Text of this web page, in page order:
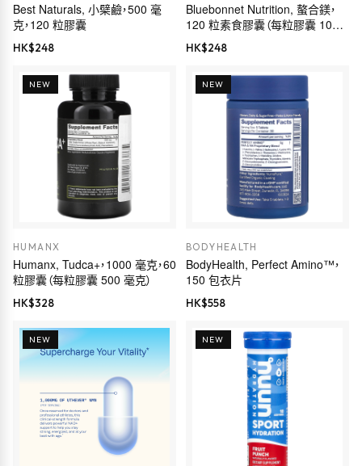
Best Naturals, 小檗鹼，500 毫
克，120 粒膠囊
HK$248
Bluebonnet Nutrition, 螯合鎂，
120 粒素食膠囊（每粒膠囊 100
毫克）
HK$248
NEW
HUMANX
Humanx, Tudca+，1000 毫克，60
粒膠囊（每粒膠囊 500 毫克）
HK$328
NEW
BODYHEALTH
BodyHealth, Perfect Amino™，
150 包衣片
HK$558
NEW NEW